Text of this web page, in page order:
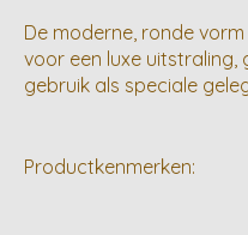
De moderne, ronde
voor een luxe uitstraling,
gebruik als speciale
Productkenmerken: